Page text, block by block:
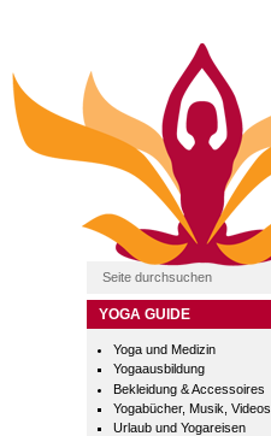
YOGA GUIDE
Yoga und Medizin
Yogaausbildung
Bekleidung & Accessoires
Yogabücher, Musik, Videos
Urlaub und Yogareisen